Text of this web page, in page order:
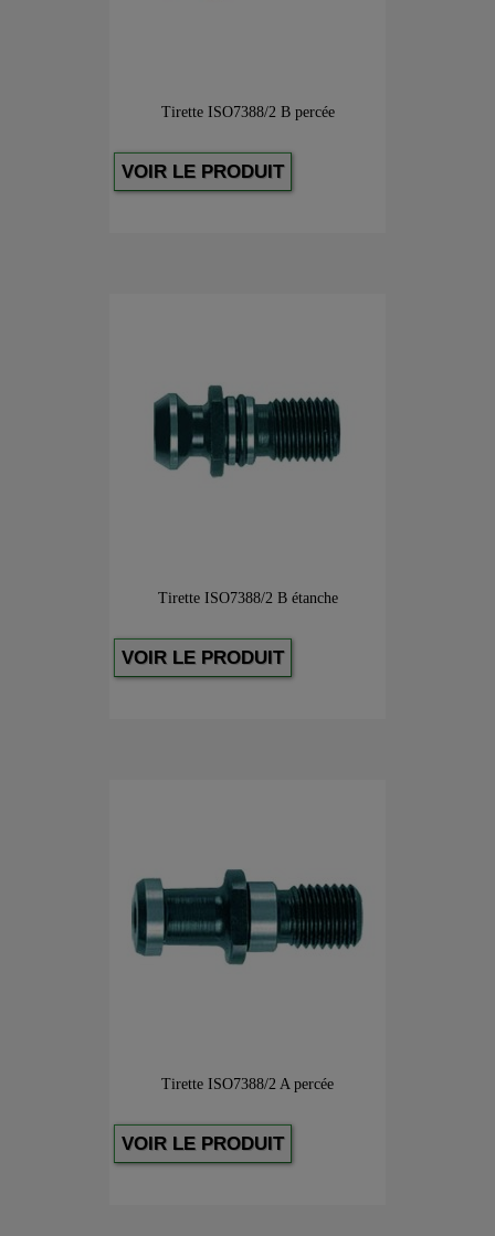
Tirette ISO7388/2 B percée
VOIR LE PRODUIT
Tirette ISO7388/2 B étanche
VOIR LE PRODUIT
Tirette ISO7388/2 A percée
VOIR LE PRODUIT